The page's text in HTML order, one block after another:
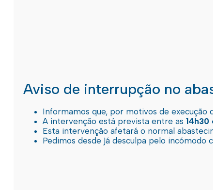
Aviso de interrupção no
Informamos que, por motivos de execução
A intervenção está prevista entre as 14h30
Esta intervenção afetará o normal
Pedimos desde já desculpa pelo incómodo